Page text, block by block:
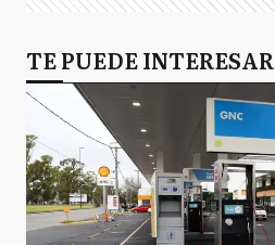
TE PUEDE INTERESAR